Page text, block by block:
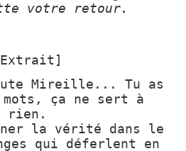
votre retour.
Mireille... Tu as
ça ne sert à
rien.
la vérité dans le
qui déferlent en